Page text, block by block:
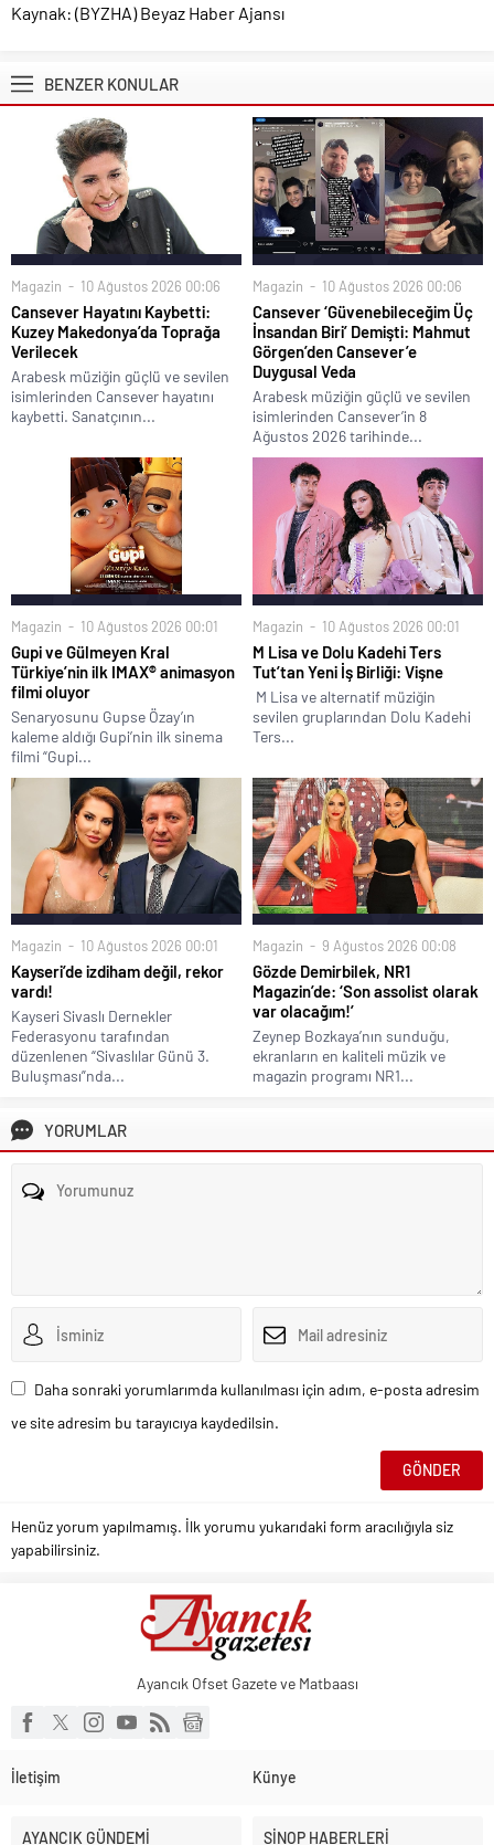
Kaynak: (BYZHA) Beyaz Haber Ajansı
BENZER KONULAR
Magazin 10 Ağustos 2026 00:06
Cansever Hayatını Kaybetti:
Kuzey Makedonya’da Toprağa
Verilecek
Arabesk müziğin güçlü ve sevilen
isimlerinden Cansever hayatını
kaybetti. Sanatçının...
Magazin 10 Ağustos 2026 00:06
Cansever ‘Güvenebileceğim Üç
İnsandan Biri’ Demişti: Mahmut
Görgen’den Cansever’e
Duygusal Veda
Arabesk müziğin güçlü ve sevilen
isimlerinden Cansever’in 8
Ağustos 2026 tarihinde...
Magazin 10 Ağustos 2026 00:01
Gupi ve Gülmeyen Kral
Türkiye’nin ilk IMAX® animasyon
filmi oluyor
Senaryosunu Gupse Özay’ın
kaleme aldığı Gupi’nin ilk sinema
filmi “Gupi...
Magazin 10 Ağustos 2026 00:01
M Lisa ve Dolu Kadehi Ters
Tut’tan Yeni İş Birliği: Vişne
M Lisa ve alternatif müziğin
sevilen gruplarından Dolu Kadehi
Ters...
Magazin 10 Ağustos 2026 00:01
Kayseri’de izdiham değil, rekor
vardı!
Kayseri Sivaslı Dernekler
Federasyonu tarafından
düzenlenen “Sivaslılar Günü 3.
Buluşması”nda...
Magazin 9 Ağustos 2026 00:08
Gözde Demirbilek, NR1
Magazin’de: ‘Son assolist olarak
var olacağım!’
Zeynep Bozkaya’nın sunduğu,
ekranların en kaliteli müzik ve
magazin programı NR1...
YORUMLAR
Daha sonraki yorumlarımda kullanılması için adım, e-posta adresim
ve site adresim bu tarayıcıya kaydedilsin.
Henüz yorum yapılmamış. İlk yorumu yukarıdaki form aracılığıyla siz
yapabilirsiniz.
Ayancık Ofset Gazete ve Matbaası
İletişim Künye
AYANCIK GÜNDEMİ SİNOP HABERLERİ